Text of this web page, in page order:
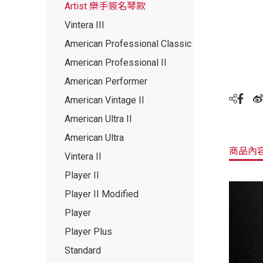
Artist 樂手簽名琴款
Vintera III
American Professional Classic
American Professional II
American Performer
American Vintage II
American Ultra II
American Ultra
Vintera II
Player II
Player II Modified
Player
Player Plus
Standard
商品內